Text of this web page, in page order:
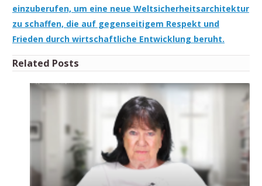
einzuberufen, um eine neue Weltsicherheitsarchitektur
zu schaffen, die auf gegenseitigem Respekt und
Frieden durch wirtschaftliche Entwicklung beruht.
Related Posts